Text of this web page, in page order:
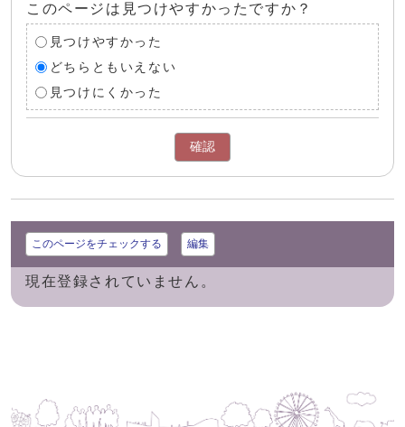
このページは見つけやすかったですか？
見つけやすかった
どちらともいえない
見つけにくかった
確認
このページをチェックする 編集
現在登録されていません。